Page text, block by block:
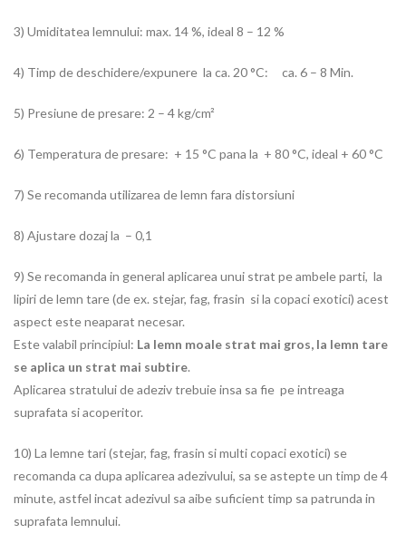
3) Umiditatea lemnului: max. 14 %, ideal 8 – 12 %
4) Timp de deschidere/expunere la ca. 20 °C: ca. 6 – 8 Min.
5) Presiune de presare: 2 – 4 kg/cm²
6) Temperatura de presare: + 15 °C pana la + 80 °C, ideal + 60 °C
7) Se recomanda utilizarea de lemn fara distorsiuni
8) Ajustare dozaj la – 0,1
9) Se recomanda in general aplicarea unui strat pe ambele parti, la
lipiri de lemn tare (de ex. stejar, fag, frasin si la copaci exotici) acest
aspect este neaparat necesar.
Este valabil principiul: La lemn moale strat mai gros, la lemn tare
se aplica un strat mai subtire.
Aplicarea stratului de adeziv trebuie insa sa fie pe intreaga
suprafata si acoperitor.
10) La lemne tari (stejar, fag, frasin si multi copaci exotici) se
recomanda ca dupa aplicarea adezivului, sa se astepte un timp de 4
minute, astfel incat adezivul sa aibe suficient timp sa patrunda in
suprafata lemnului.